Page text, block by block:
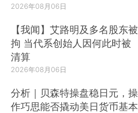
2026年08月06日
【我闻】艾路明及多名股东被
拘 当代系创始人因何此时被
清算
2026年08月06日
分析｜贝森特操盘稳日元，操
作巧思能否撬动美日货币基本